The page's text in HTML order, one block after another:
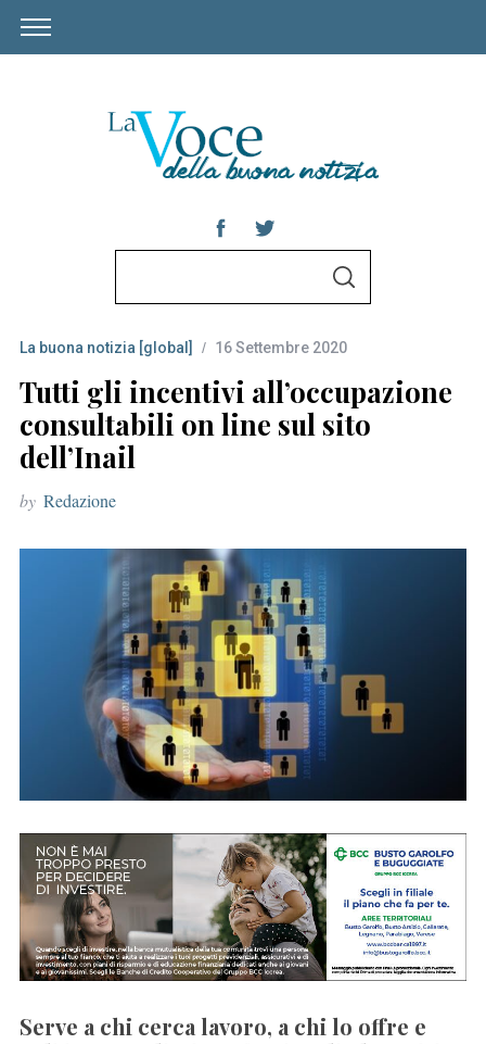
r
c
h
f
o
r
S
C
H
La buona notizia [global] 16 Settembre 2020
Tutti gli incentivi all’occupazione
consultabili on line sul sito
dell’Inail
by Redazione
Serve a chi cerca lavoro, a chi lo offre e